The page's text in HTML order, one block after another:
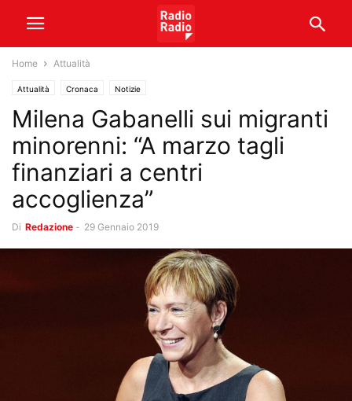
Home Attualità
Attualità Cronaca Notizie
Milena Gabanelli sui migranti
minorenni: “A marzo tagli
finanziari a centri
accoglienza”
Di Redazione - 29 Gennaio 2019